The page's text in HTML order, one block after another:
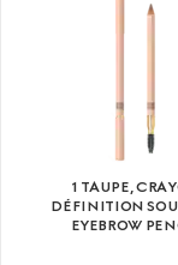
1 TAUPE,
DÉFINITION
EYEBROW